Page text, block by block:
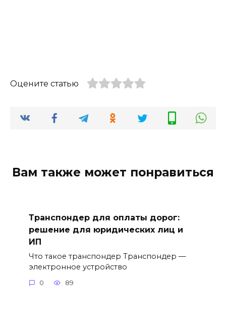
Оцените статью
Вам также может понравиться
Транспондер для оплаты дорог:
решение для юридических лиц и
ИП
Что такое транспондер Транспондер —
электронное устройство
0 89